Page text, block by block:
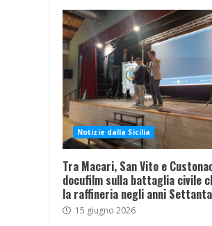
Notizie dalla Sicilia
Tra Macari, San Vito e
docufilm sulla battaglia civile
la raffineria negli anni Settanta
15 giugno 2026